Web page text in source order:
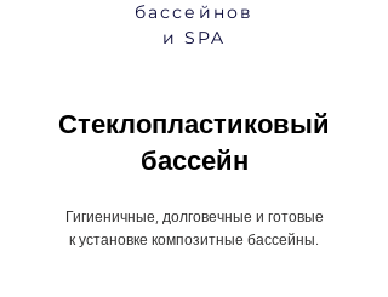
бассейнов
и SPA
Стеклопластиковый
бассейн
Гигиеничные, долговечные и готовые
к установке композитные бассейны.